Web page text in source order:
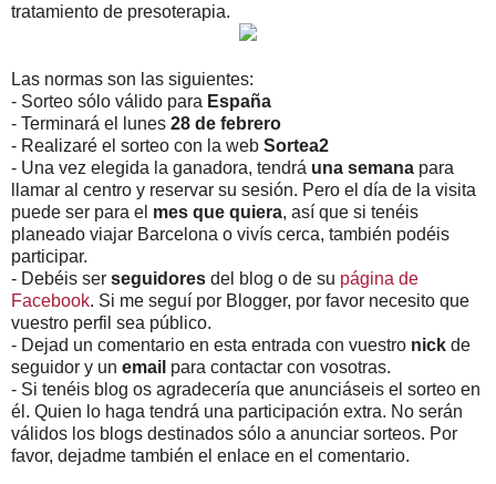
tratamiento de presoterapia.
Las normas son las siguientes:
- Sorteo sólo válido para España
- Terminará el lunes 28 de febrero
- Realizaré el sorteo con la web Sortea2
- Una vez elegida la ganadora, tendrá una semana para
llamar al centro y reservar su sesión. Pero el día de la visita
puede ser para el mes que quiera, así que si tenéis
planeado viajar Barcelona o vivís cerca, también podéis
participar.
- Debéis ser seguidores del blog o de su página de
Facebook. Si me seguí por Blogger, por favor necesito que
vuestro perfil sea público.
- Dejad un comentario en esta entrada con vuestro nick de
seguidor y un email para contactar con vosotras.
- Si tenéis blog os agradecería que anunciáseis el sorteo en
él. Quien lo haga tendrá una participación extra. No serán
válidos los blogs destinados sólo a anunciar sorteos. Por
favor, dejadme también el enlace en el comentario.